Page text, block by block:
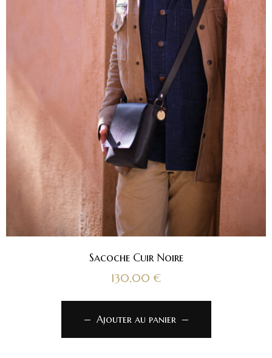
Sacoche Cuir Noire
130,00 €
Ajouter au panier